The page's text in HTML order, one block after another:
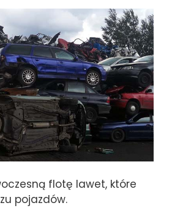
flotę lawet, które
pojazdów.